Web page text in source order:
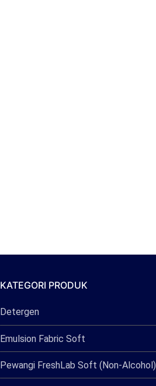
KATEGORI PRODUK
Detergen
Emulsion Fabric Soft
Pewangi FreshLab Soft (Non-Alcohol)